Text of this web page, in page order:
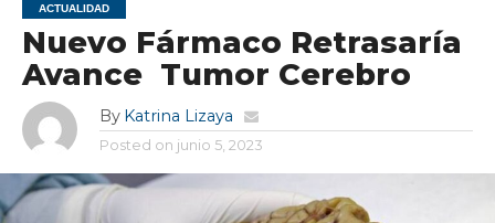
ACTUALIDAD
Nuevo Fármaco Retrasaría
Avance Tumor Cerebro
By Katrina Lizaya
Posted on junio 5, 2023